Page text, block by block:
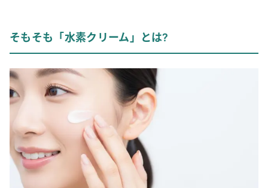
3 水素クリームのデメリットと注意点
水素クリームと他の美容成分の違いは?
5 水素クリームはどこで買える？
水素クリームの使い方と効果的に使うコツ
7 内側からのケアには「水素吸入」もおすすめ
8 まとめ：水素クリームはシミへの効果が期待されるが、
まだ発展途上
そもそも「水素クリーム」とは?